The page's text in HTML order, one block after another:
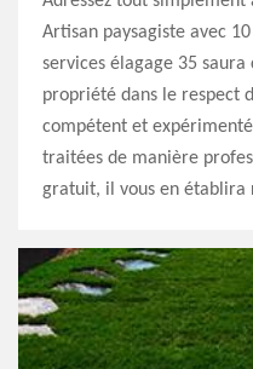
Artisan paysagiste avec
services élagage 35
propriété dans le respect
compétent et
traitées de manière
gratuit, il vous en établira